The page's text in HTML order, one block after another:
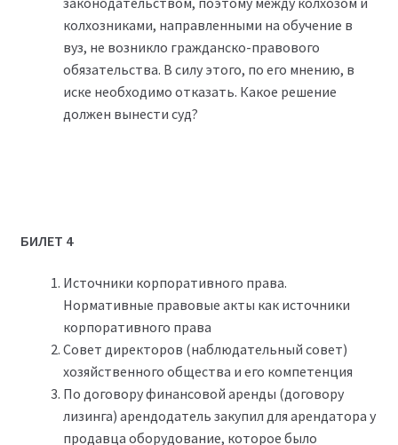
колхозниками, направленными на обучение в
вуз, не возникло гражданско-правового
обязательства. В силу этого, по его мнению, в
иске необходимо отказать. Какое решение
должен вынести суд?
БИЛЕТ 4
Источники корпоративного права.
Нормативные правовые акты как источники
корпоративного права
Совет директоров (наблюдательный совет)
хозяйственного общества и его компетенция
По договору финансовой аренды (договору
лизинга) арендодатель закупил для арендатора у
продавца оборудование, которое было